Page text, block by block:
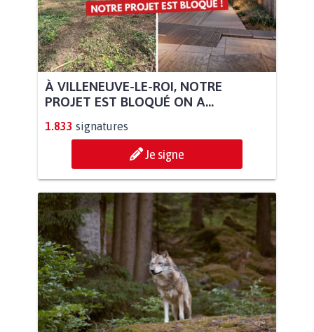
À VILLENEUVE-LE-ROI, NOTRE
PROJET EST BLOQUÉ ON A...
1.833 signatures
Je signe